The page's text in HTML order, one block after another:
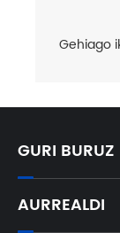
Gehiago
GURI BURUZ
AURREALDI